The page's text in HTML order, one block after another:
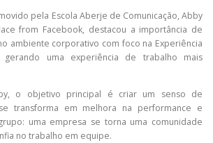
pela Escola Aberje de Comunicação, Abby
from Facebook, destacou a importância de
ambiente corporativo com foco na Experiência
gerando uma experiência de trabalho mais
o objetivo principal é criar um senso de
transforma em melhora na performance e
uma empresa se torna uma comunidade
no trabalho em equipe.